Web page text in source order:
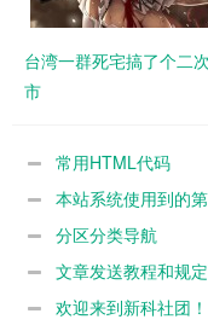
台湾一群死宅搞了个二
市
常用HTML代码
本站系统使用到的
分区分类导航
文章发送教程和规
看/文章编辑者请联系加
欢迎来到新科社团